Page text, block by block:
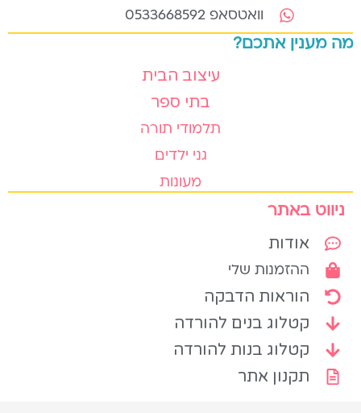
וואטסאפ 0533668592
עיצוב הבית
בתי ספר
תלמודי תורה
גני ילדים
מעונות
מה מענין אתכם?
ניווט באתר
אודות
ההזמנות שלי
הוראות הדבקה
קטלוג בנים להורדה
קטלוג בנות להורדה
תקנון אתר